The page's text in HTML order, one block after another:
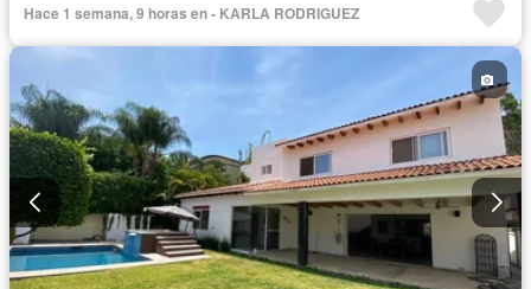
Estacionamiento
Gas natural Internet
Jardín
Despacho
Hace 1 semana, 9 horas en - KARLA RODRIGUEZ